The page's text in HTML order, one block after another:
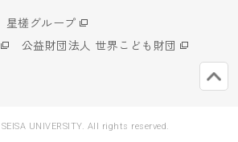
星槎グループ
公益財団法人 世界こども財団
UNIVERSITY. All rights reserved.